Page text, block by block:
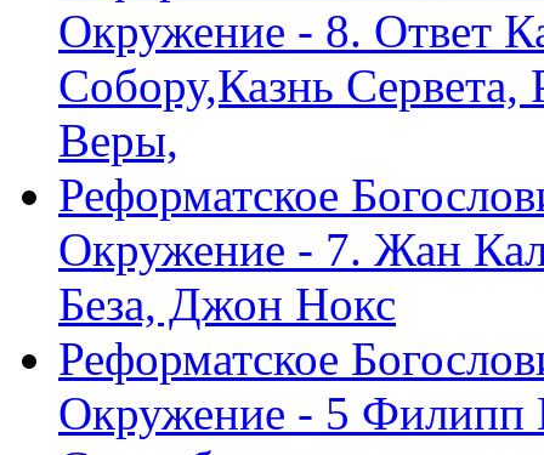
Окружение - 8. Ответ
Собору,Казнь Сервета,
Веры,
Реформатское
Окружение - 7. Жан
Беза, Джон Нокс
Реформатское
Окружение - 5 Филипп